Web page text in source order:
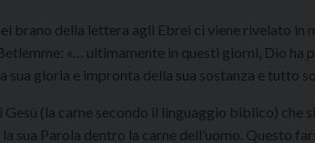
brano della lettera agli Ebrei ci viene rivelato in
«… ultimamente in questi giorni, Dio ha
sua gloria e impronta della sua sostanza e tutto
Gesù (la carne secondo il linguaggio biblico)
la sua Parola dentro la carne dell’uomo. Questo